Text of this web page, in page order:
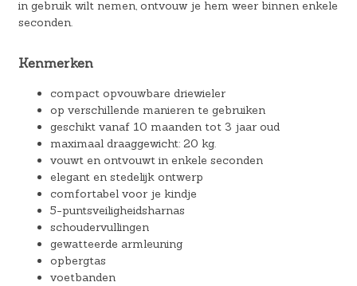
in gebruik wilt nemen, ontvouw je hem weer binnen enkele
seconden.
Kenmerken
compact opvouwbare driewieler
op verschillende manieren te gebruiken
geschikt vanaf 10 maanden tot 3 jaar oud
maximaal draaggewicht: 20 kg.
vouwt en ontvouwt in enkele seconden
elegant en stedelijk ontwerp
comfortabel voor je kindje
5-puntsveiligheidsharnas
schoudervullingen
gewatteerde armleuning
opbergtas
voetbanden